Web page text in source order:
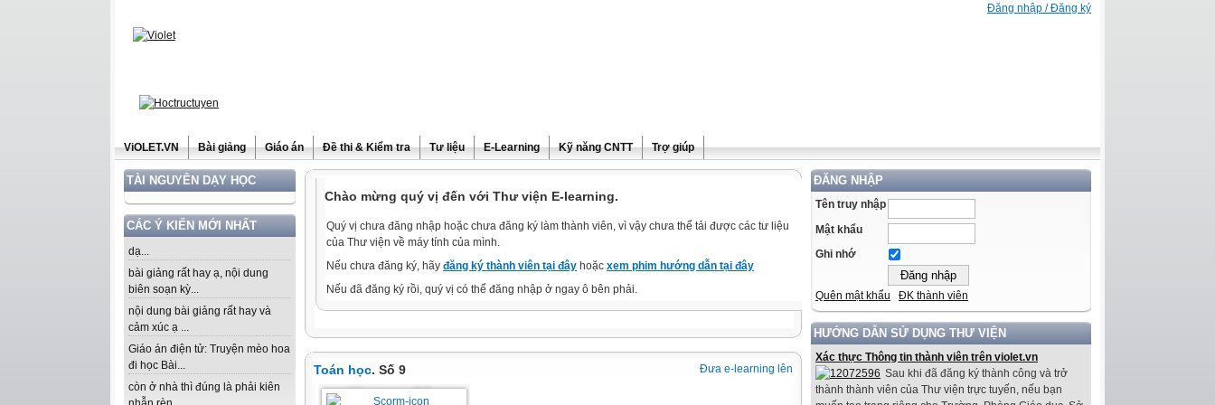
Đăng nhập / Đăng ký
ViOLET.VN Bài giảng Giáo án Đề thi & Kiểm tra Tư liệu E-Learning Kỹ năng CNTT Trợ giúp
TÀI NGUYÊN DẠY HỌC
CÁC Ý KIẾN MỚI NHẤT
dạ...
bài giảng rất hay ạ, nội dung
biên soạn kỳ...
nội dung bài giảng rất hay và
cảm xúc ạ ...
Giáo án điện tử: Truyện mèo hoa
đi học Bài...
còn ở nhà thì đúng là phải kiên
ĐĂNG NHẬP
Tên truy nhập
Mật khẩu
Ghi nhớ
Quên mật khẩu ĐK thành viên
HƯỚNG DẪN SỬ DỤNG THƯ VIỆN
Xác thực Thông tin thành viên trên violet.vn
Sau khi đã đăng ký thành công và trở
thành thành viên của Thư viện trực tuyến, nếu bạn
Chào mừng quý vị đến với Thư viện E-learning.
Quý vị chưa đăng nhập hoặc chưa đăng ký làm thành viên, vì vậy chưa thể tải được các tư liệu
của Thư viện về máy tính của mình.
Nếu chưa đăng ký, hãy đăng ký thành viên tại đây hoặc xem phim hướng dẫn tại đây
Nếu đã đăng ký rồi, quý vị có thể đăng nhập ở ngay ô bên phải.
Đưa e-learning lên
Toán học. Số 9